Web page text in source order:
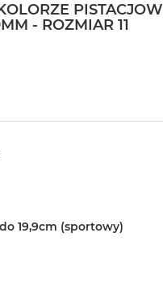
- ROZMIAR 11
19,9cm (sportowy)